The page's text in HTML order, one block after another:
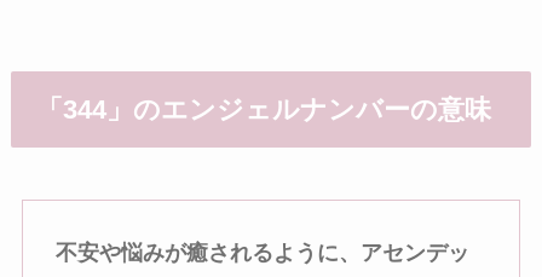
「344」のエンジェルナンバーの意味
不安や悩みが癒されるように、アセンデッ